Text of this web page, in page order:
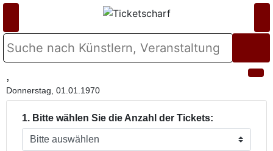
,
Donnerstag, 01.01.1970
1. Bitte wählen Sie die Anzahl der Tickets: